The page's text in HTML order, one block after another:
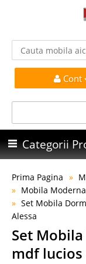
Cont
Categorii
Prima Pagina
Mobila
Set Mobila
Alessa
Set
mdf lucios